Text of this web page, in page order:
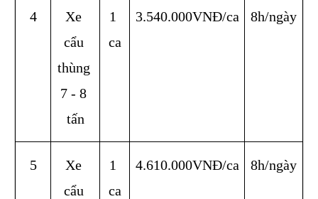
4
Xe
cẩu
thùng
7 - 8
tấn
1
ca
3.540.000VNĐ/ca 8h/ngày
5
Xe
cẩu
1
ca
4.610.000VNĐ/ca 8h/ngày